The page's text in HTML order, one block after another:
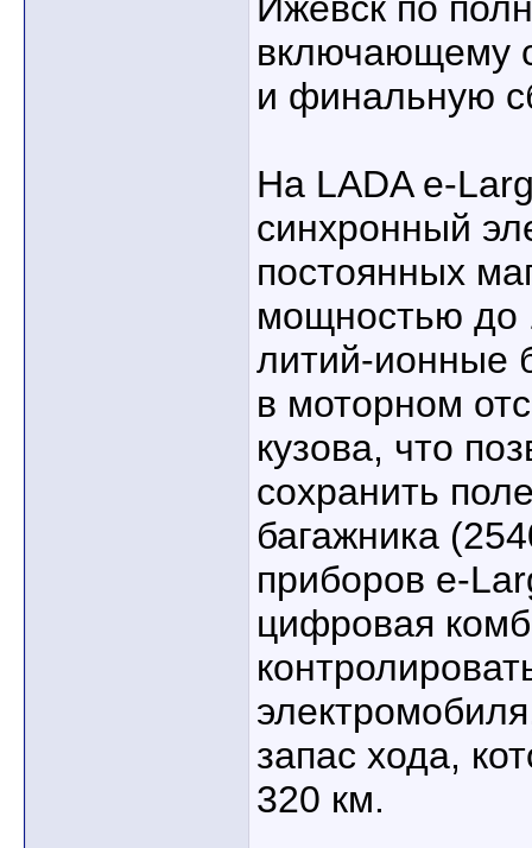
включающему
и финальную
На LADA e-
синхронный
постоянных
мощностью до
литий-ионные
в моторном
кузова, что
сохранить
багажника
приборов e-
цифровая
запас хода,
320 км.